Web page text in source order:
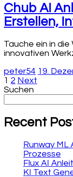
Chub AI
Erstellen,
Tauche ein in die
innovativen
peter54 19.
der
Page
1 Page
2 Next
Suchen
Recent
Runway ML
Prozesse
Flux AI
KI Text